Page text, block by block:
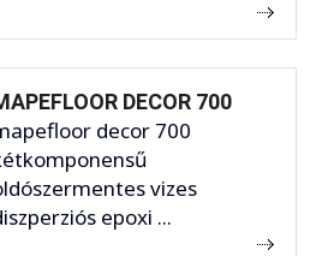
DECOR 700
decor 700
vizes
epoxi ...